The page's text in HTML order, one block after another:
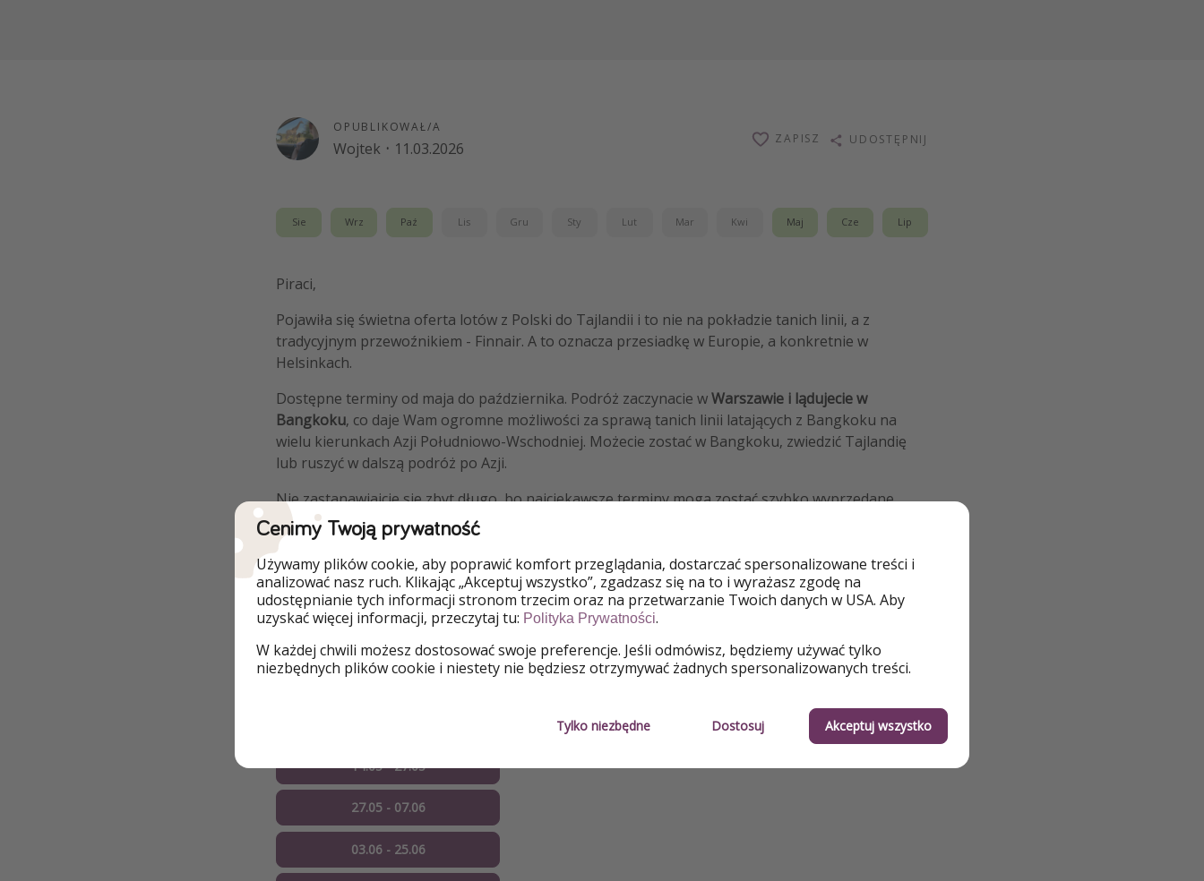
OPUBLIKOWAŁ/A
Wojtek · 11.03.2026
ZAPISZ UDOSTĘPNIJ
Sie Wrz Paź Lis Gru Sty Lut Mar Kwi Maj Cze Lip
Piraci,
Pojawiła się świetna oferta lotów z Polski do Tajlandii i to nie na pokładzie tanich linii, a z
tradycyjnym przewoźnikiem - Finnair. A to oznacza przesiadkę w Europie, a konkretnie w
Helsinkach.
Dostępne terminy od maja do października. Podróż zaczynacie wWarszawie i lądujecie w
Bangkoku, co daje Wam ogromne możliwości za sprawą tanich linii latających z Bangkoku na
wielu kierunkach Azji Południowo-Wschodniej. Możecie zostać w Bangkoku, zwiedzić Tajlandię
lub ruszyć w dalszą podróż po Azji.
Nie zastanawiajcie się zbyt długo, bo najciekawsze terminy mogą zostać szybko wyprzedane.
Szczegóły
14.05 - 27.05
27.05 - 07.06
03.06 - 25.06
Cenimy Twoją prywatność
Używamy plików cookie, aby poprawić komfort przeglądania, dostarczać spersonalizowane treści i
analizować nasz ruch. Klikając „Akceptuj wszystko”, zgadzasz się na to i wyrażasz zgodę na
udostępnianie tych informacji stronom trzecim oraz na przetwarzanie Twoich danych w USA. Aby
uzyskać więcej informacji, przeczytaj tu: Polityka Prywatności.
W każdej chwili możesz dostosować swoje preferencje. Jeśli odmówisz, będziemy używać tylko
niezbędnych plików cookie i niestety nie będziesz otrzymywać żadnych spersonalizowanych treści.
Tylko niezbędne Dostosuj Akceptuj wszystko